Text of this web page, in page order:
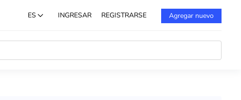
ES INGRESAR REGISTRARSE Agregar nuevo